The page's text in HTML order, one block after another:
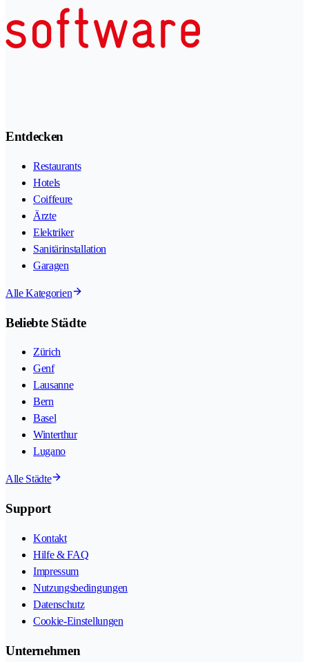
Entdecken
Restaurants
Hotels
Coiffeure
Ärzte
Elektriker
Sanitärinstallation
Garagen
Alle Kategorien
Beliebte Städte
Zürich
Genf
Lausanne
Bern
Basel
Winterthur
Lugano
Alle Städte
Support
Kontakt
Hilfe & FAQ
Impressum
Nutzungsbedingungen
Datenschutz
Cookie-Einstellungen
Unternehmen